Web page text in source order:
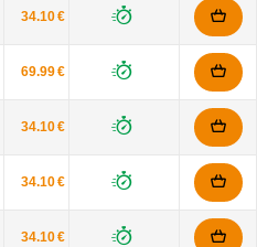
34.10 €
69.99 €
34.10 €
34.10 €
34.10 €